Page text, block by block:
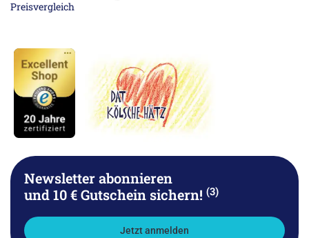
Newsletter abonnieren
und 10 € Gutschein sichern! (3)
Jetzt anmelden